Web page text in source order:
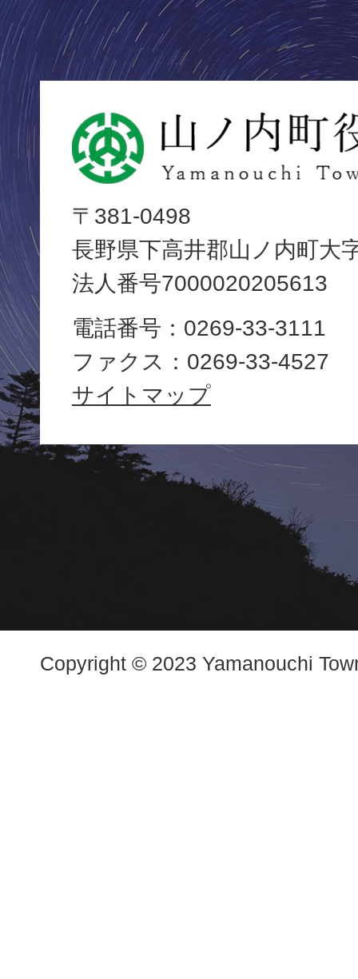
山
ノ
内
町
役
場
Yamanouchi
Town
〒381-0498
長野県下高井郡山ノ内町大
法人番号7000020205613
電話番号：0269-33-3111
ファクス：0269-33-4527
サイトマップ
Copyright © 2023 Yamanouchi